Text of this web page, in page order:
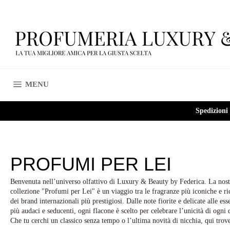
contenuti
MENUNAVIGAZIONE DEL SITO
PROFUMI PER LEI
Benvenuta nell’universo olfattivo di Luxury & Beauty by Federica. La
collezione "Profumi per Lei" è un viaggio tra le fragranze più iconiche e
dei brand internazionali più prestigiosi. Dalle note fiorite e delicate alle
più audaci e seducenti, ogni flacone è scelto per celebrare l’unicità di ogni
Che tu cerchi un classico senza tempo o l’ultima novità di nicchia, qui